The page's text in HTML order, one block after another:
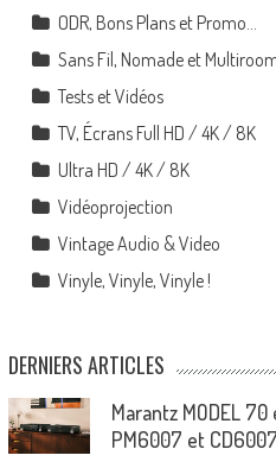
ODR, Bons Plans et Promo…
Sans Fil, Nomade et
Tests et Vidéos
TV, Écrans Full HD / 4K / 8K
Ultra HD / 4K / 8K
Vidéoprojection
Vintage Audio & Video
Vinyle, Vinyle, Vinyle !
DERNIERS ARTICLES
Marantz MODEL
PM6007 et CD6007